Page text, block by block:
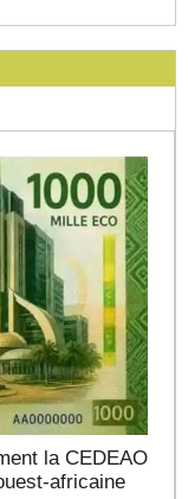
la CEDEAO
africaine